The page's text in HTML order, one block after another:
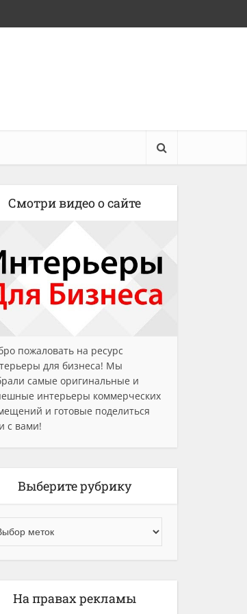
Смотри видео о сайте
пожаловать на ресурс
для бизнеса! Мы
самые оригинальные и
интерьеры коммерческих
и готовые поделиться
с вами!
Выберите рубрику
На правах рекламы